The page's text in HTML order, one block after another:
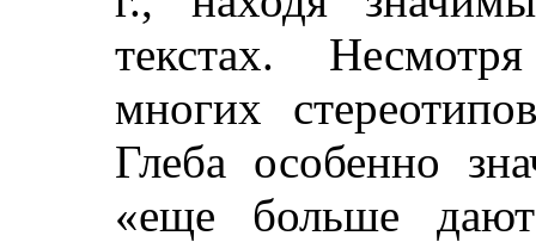
текстах.
многих
Глеба особенно
«еще больше